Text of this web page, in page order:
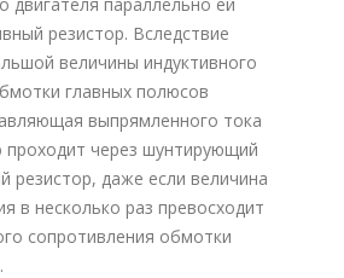
резистор. Вследствие
величины индуктивного
главных полюсов
выпрямленного тока
через шунтирующий
резистор, даже если величина
в несколько раз превосходит
сопротивления обмотки